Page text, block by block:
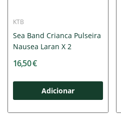
KTB
Sea Band Crianca Pulseira
Nausea Laran X 2
16,50 €
Adicionar